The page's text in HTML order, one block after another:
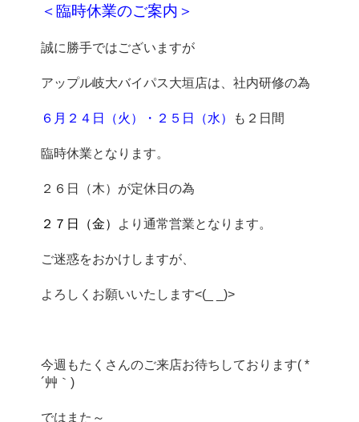
＜臨時休業のご案内＞
誠に勝手ではございますが
６月２４日（火）・２５日（水）
２７日（金）
よろしくお願いいたします<(_ _)>
今週もたくさんのご来店お待ちしております( *
´艸｀)